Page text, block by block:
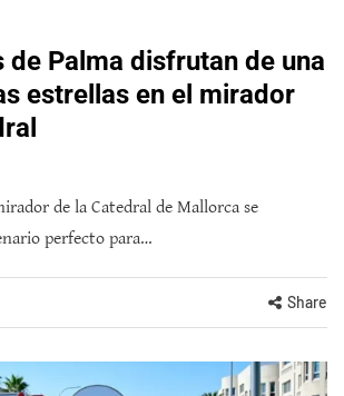
de Palma disfrutan de una
estrellas en el mirador
de la Catedral de Mallorca se
perfecto para…
Share